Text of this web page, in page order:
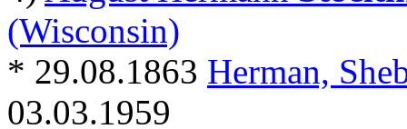
(Wisconsin)
* 29.08.1863 Herman,
03.03.1959